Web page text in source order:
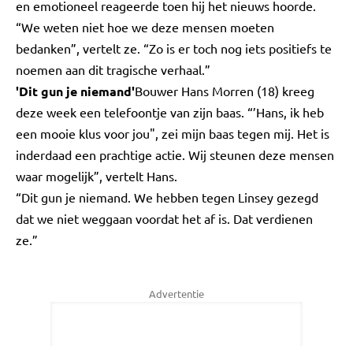
en emotioneel reageerde toen hij het nieuws hoorde.
“We weten niet hoe we deze mensen moeten
bedanken”, vertelt ze. “Zo is er toch nog iets positiefs te
noemen aan dit tragische verhaal.”
'Dit gun je niemand'Bouwer Hans Morren (18) kreeg
deze week een telefoontje van zijn baas. “’Hans, ik heb
een mooie klus voor jou", zei mijn baas tegen mij. Het is
inderdaad een prachtige actie. Wij steunen deze mensen
waar mogelijk”, vertelt Hans.
“Dit gun je niemand. We hebben tegen Linsey gezegd
dat we niet weggaan voordat het af is. Dat verdienen
ze.”
Advertentie